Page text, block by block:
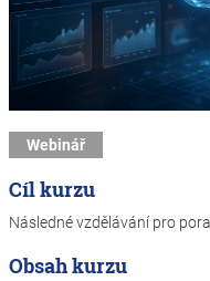
Webinář
Cíl kurzu
Následné vzdělávání pro
Obsah kurzu